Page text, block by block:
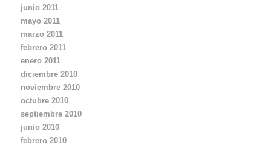
junio 2011
mayo 2011
marzo 2011
febrero 2011
enero 2011
diciembre 2010
noviembre 2010
octubre 2010
septiembre 2010
junio 2010
febrero 2010